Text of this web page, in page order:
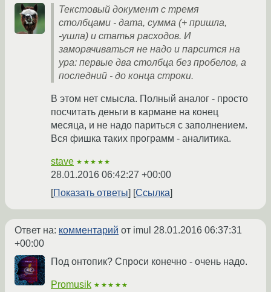
Текстовый документ с тремя
столбцами - дата, сумма (+ пришла,
-ушла) и статья расходов. И
заморачиваться не надо и парсится на
ура: первые два столбца без пробелов, а
последний - до конца строки.
В этом нет смысла. Полный аналог - просто
посчитать деньги в кармане на конец
месяца, и не надо париться с заполнением.
Вся фишка таких программ - аналитика.
stave ★★★★★
28.01.2016 06:42:27 +00:00
Показать ответы
Ссылка
Ответ на: комментарий от imul 28.01.2016 06:37:31
+00:00
Под онтопик? Спроси конечно - очень надо.
Promusik ★★★★★